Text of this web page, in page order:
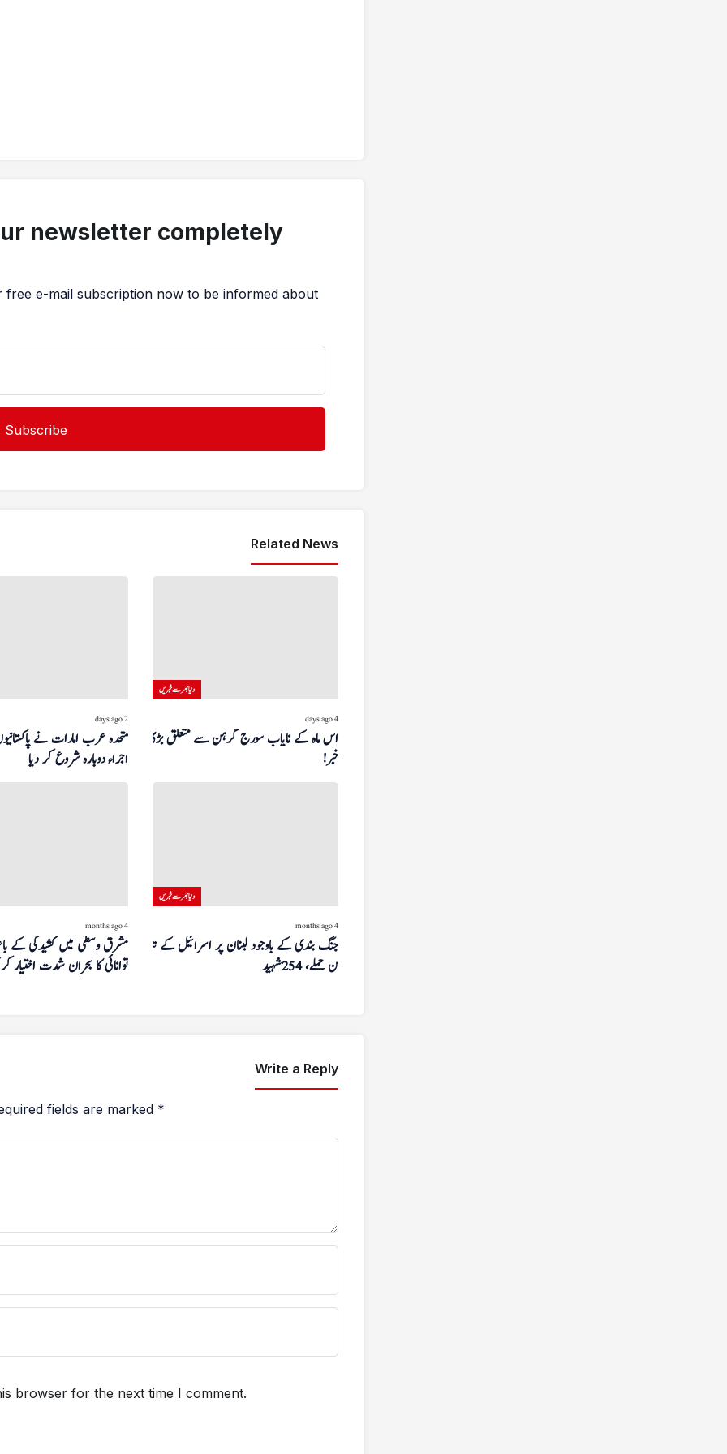
newsletter completely
e-mail subscription now to be informed about
Related News
2 days ago
متحدہ عرب امارات نے
اجراء دوبارہ شروع کر دیا
دنیا بھر سے خبریں
4 days ago
اس ماہ کے نایاب سورج گرہن سے متعلق بڑی
خبر!
4 months ago
مشرق وسطیٰ میں کشیدگی کے
توانائی کا بحران شدت اختیار
دنیا بھر سے خبریں
4 months ago
جنگ بندی کے باوجود لبنان پر اسرائیل کے تباہ
کن حملے، 254 شہید
Write a Reply
fields are marked *
browser for the next time I comment.